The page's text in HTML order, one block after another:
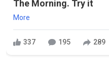
The Morning. Try it
More
337 195 289